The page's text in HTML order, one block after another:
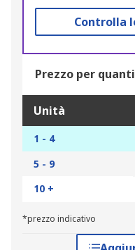
Controlla
Prezzo per
Unità
1 - 4
5 - 9
10 +
*prezzo indicativo